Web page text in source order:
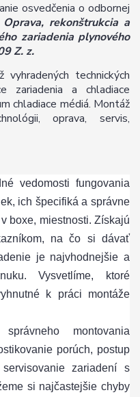
osvedčenia o odbornej
Oprava, rekonštrukcia a
zariadenia plynového
Z. z.
technických
zariadenia a chladiace
chladiace médiá. Montáž
oprava, servis,
vedomosti fungovania
ich špecifiká a správne
boxe, miestnosti. Získajú
na čo si dávať
je najvhodnejšie a
Vysvetlíme, ktoré
k práci montáže
montovania
porúch, postup
zariadení s
si najčastejšie chyby